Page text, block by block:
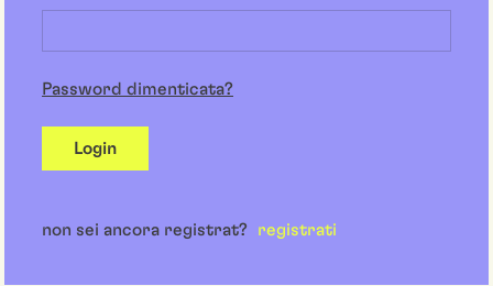
Password dimenticata?
Login
non sei ancora registrat? registrati